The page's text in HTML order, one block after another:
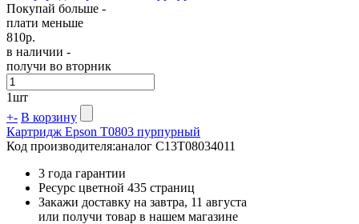
Покупай больше -
плати меньше
810р.
в наличии -
получи во вторник
1шт
+- В корзину
Картридж Epson T0803 пурпурный
Код производителя:аналог C13T08034011
3 года гарантии
Ресурс цветной 435 страниц
Закажи доставку на завтра, 11 августа
или получи товар в нашем магазине